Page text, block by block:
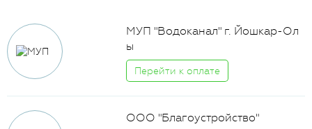
МУП "Водоканал" г. Йошкар-Ол
ы
Перейти к оплате
ООО "Благоустройство"